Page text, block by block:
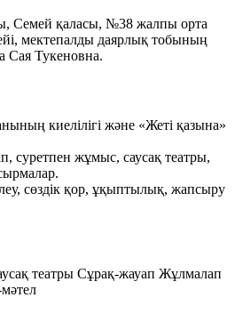
Семей қаласы, №38 жалпы орта
мектепалды даярлық тобының
Сая Тукеновна.
киелілігі және «Жеті қазына»
суретпен жұмыс, саусақ театры,
сөздік қор, ұқыптылық, жапсыру
театры Сұрақ-жауап Жұлмалап